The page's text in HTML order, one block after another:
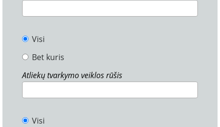
Visi
Bet kuris
Atliekų tvarkymo veiklos rūšis
Visi